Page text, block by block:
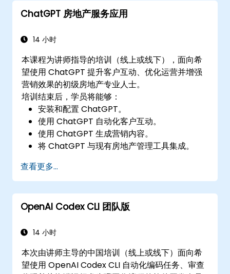
ChatGPT 房地产服务应用
14 小时
本课程为讲师指导的培训（线上或线下），面向希
望使用 ChatGPT 提升客户互动、优化运营并增强
营销效果的初级房地产专业人士。
培训结束后，学员将能够：
安装和配置 ChatGPT。
使用 ChatGPT 自动化客户互动。
使用 ChatGPT 生成营销内容。
将 ChatGPT 与现有房地产管理工具集成。
查看更多...
OpenAI Codex CLI 团队版
14 小时
本次由讲师主导的中国培训（线上或线下）面向希
望使用 OpenAI Codex CLI 自动化编码任务、审查